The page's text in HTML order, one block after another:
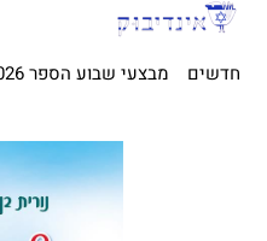
חדשים מבצעי שבוע הספר 2026